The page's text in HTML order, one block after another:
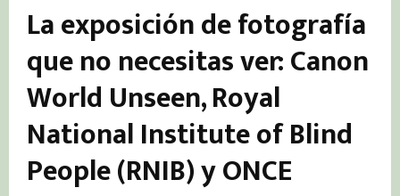
La exposición de fotografía
que no necesitas ver: Canon
World Unseen,Royal
National Institute of Blind
People (RNIB) y ONCE